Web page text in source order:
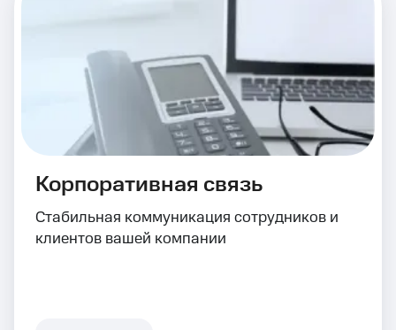
Корпоративная связь
Стабильная коммуникация сотрудников и
клиентов вашей компании